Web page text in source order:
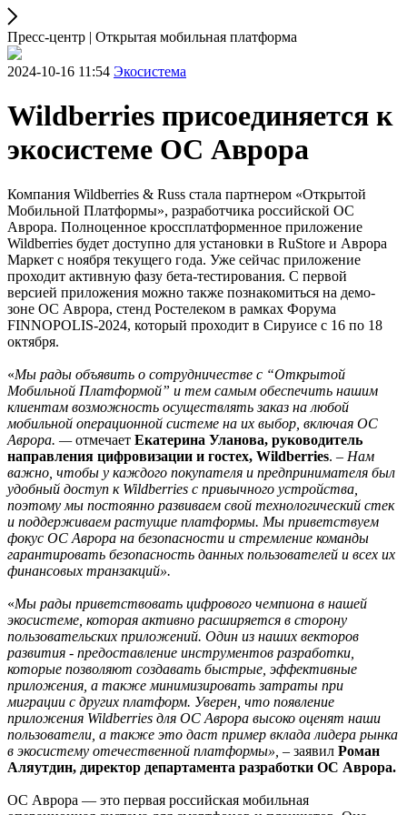
Пресс-центр | Открытая мобильная платформа
2024-10-16 11:54 Экосистема
Wildberries присоединяется к
экосистеме ОС Аврора
Компания Wildberries & Russ стала партнером «Открытой
Мобильной Платформы», разработчика российской ОС
Аврора. Полноценное кроссплатформенное приложение
Wildberries будет доступно для установки в RuStore и Аврора
Маркет с ноября текущего года. Уже сейчас приложение
проходит активную фазу бета-тестирования. C первой
версией приложения можно также познакомиться на демо-
зоне ОС Аврора, стенд Ростелеком в рамках Форума
FINNOPOLIS-2024, который проходит в Сируисе с 16 по 18
октября.
«Мы рады объявить о сотрудничестве с “Открытой
Мобильной Платформой” и тем самым обеспечить нашим
клиентам возможность осуществлять заказ на любой
мобильной операционной системе на их выбор, включая ОС
Аврора. —отмечает Екатерина Уланова, руководитель
направления цифровизации и гостех, Wildberries. – Нам
важно, чтобы у каждого покупателя и предпринимателя был
удобный доступ к Wildberries с привычного устройства,
поэтому мы постоянно развиваем свой технологический стек
и поддерживаем растущие платформы. Мы приветствуем
фокус ОС Аврора на безопасности и стремление команды
гарантировать безопасность данных пользователей и всех их
финансовых транзакций».
«Мы рады приветствовать цифрового чемпиона в нашей
экосистеме, которая активно расширяется в сторону
пользовательских приложений. Один из наших векторов
развития - предоставление инструментов разработки,
которые позволяют создавать быстрые, эффективные
приложения, а также минимизировать затраты при
миграции с других платформ. Уверен, что появление
приложения Wildberries для ОС Аврора высоко оценят наши
пользователи, а также это даст пример вклада лидера рынка
в экосистему отечественной платформы», – заявил Роман
Аляутдин, директор департамента разработки ОС Аврора.
ОС Аврора — это первая российская мобильная